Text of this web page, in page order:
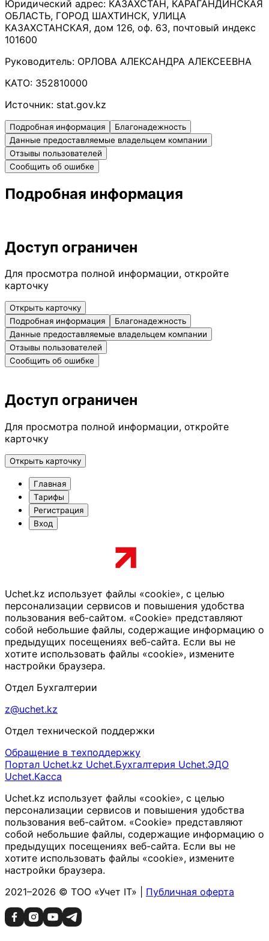
Юридический адрес: КАЗАХСТАН, КАРАГАНДИНСКАЯ
ОБЛАСТЬ, ГОРОД ШАХТИНСК, УЛИЦА
КАЗАХСТАНСКАЯ, дом 126, оф. 63, почтовый индекс
101600
Руководитель: ОРЛОВА АЛЕКСАНДРА АЛЕКСЕЕВНА
КАТО: 352810000
Источник: stat.gov.kz
Подробная информация
Благонадежность
Данные предоставляемые владельцем компании
Отзывы пользователей
Сообщить об ошибке
Подробная информация
Доступ ограничен
Для просмотра полной информации, откройте
карточку
Открыть карточку
Подробная информация
Благонадежность
Данные предоставляемые владельцем компании
Отзывы пользователей
Сообщить об ошибке
Доступ ограничен
Для просмотра полной информации, откройте
карточку
Открыть карточку
Главная
Тарифы
Регистрация
Вход
Uchet.kz использует файлы «cookie», с целью
персонализации сервисов и повышения удобства
пользования веб-сайтом. «Cookie» представляют
собой небольшие файлы, содержащие информацию о
предыдущих посещениях веб-сайта. Если вы не
хотите использовать файлы «cookie», измените
настройки браузера.
Отдел Бухгалтерии
z@uchet.kz
Отдел технической поддержки
Обращение в техподдержку
Портал Uchet.kz Uchet.Бухгалтерия Uchet.ЭДО
Uchet.Касса
Uchet.kz использует файлы «cookie», с целью
персонализации сервисов и повышения удобства
пользования веб-сайтом. «Cookie» представляют
собой небольшие файлы, содержащие информацию о
предыдущих посещениях веб-сайта. Если вы не
хотите использовать файлы «cookie», измените
настройки браузера.
2021–2026 © ТОО «Учет IT» | Публичная оферта